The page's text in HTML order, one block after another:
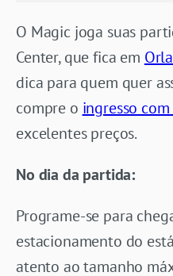
O Magic joga suas
Center, que fica em
dica para quem quer
compre o ingresso
excelentes preços.
No dia da partida:
Programe-se para
estacionamento do
atento ao tamanho